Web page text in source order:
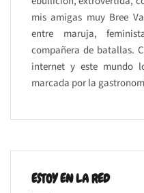
mis amigas muy Bree
entre maruja,
compañera de batallas.
internet y este mundo
marcada por la
ESTOY EN LA RED